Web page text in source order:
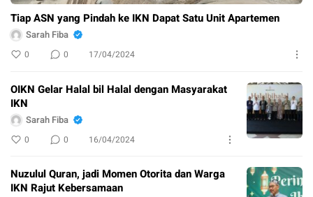
Tiap ASN yang Pindah ke IKN Dapat Satu Unit Apartemen
Sarah Fiba
0 0 17/04/2024
OIKN Gelar Halal bil Halal dengan Masyarakat
IKN
Sarah Fiba
0 0 16/04/2024
Nuzulul Quran, jadi Momen Otorita dan Warga
IKN Rajut Kebersamaan